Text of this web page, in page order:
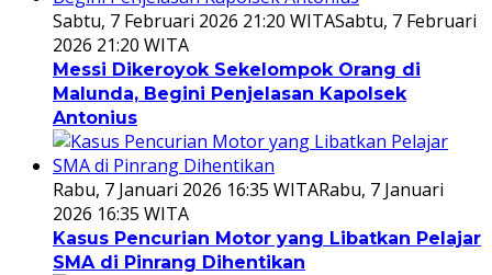
Sabtu, 7 Februari 2026 21:20 WITASabtu, 7 Februari
2026 21:20 WITA
Messi Dikeroyok Sekelompok Orang di
Malunda, Begini Penjelasan Kapolsek
Antonius
Rabu, 7 Januari 2026 16:35 WITARabu, 7 Januari
2026 16:35 WITA
Kasus Pencurian Motor yang Libatkan Pelajar
SMA di Pinrang Dihentikan